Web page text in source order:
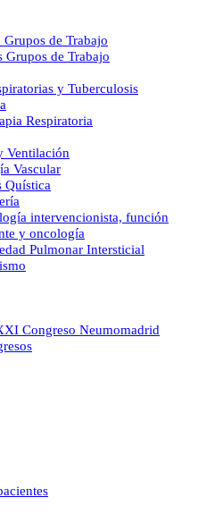
de Trabajo
Grupos de Trabajo
y Tuberculosis
Respiratoria
Ventilación
Vascular
Quística
intervencionista, función
y oncología
Pulmonar Intersticial
Congreso Neumomadrid